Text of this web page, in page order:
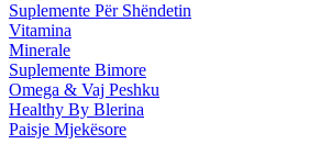
Suplemente Për Shëndetin
Vitamina
Minerale
Suplemente Bimore
Omega & Vaj Peshku
Healthy By Blerina
Paisje Mjekësore